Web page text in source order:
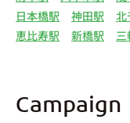
日本橋駅
神田駅 北
恵比寿駅
新橋駅 三
Campaign